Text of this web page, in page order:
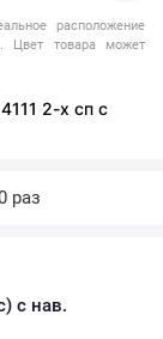
расположение
Цвет товара может
2-х сп с
раз
с нав.